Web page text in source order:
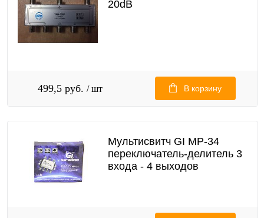
20dB
499,5 руб. / шт В корзину
Мультисвитч GI MP-34
переключатель-делитель 3
входа - 4 выходов